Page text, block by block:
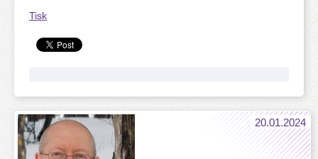
Tisk
20.01.2024